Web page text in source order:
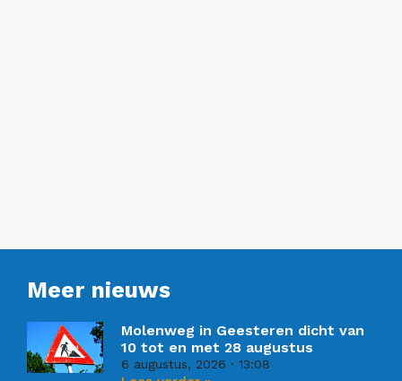
Meer nieuws
Molenweg in Geesteren dicht van
10 tot en met 28 augustus
6 augustus, 2026 13:08